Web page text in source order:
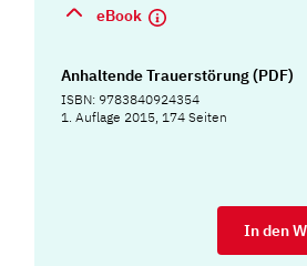
eBook
Anhaltende Trauerstörung (PDF)
ISBN: 9783840924354
1. Auflage 2015, 174 Seiten
In den